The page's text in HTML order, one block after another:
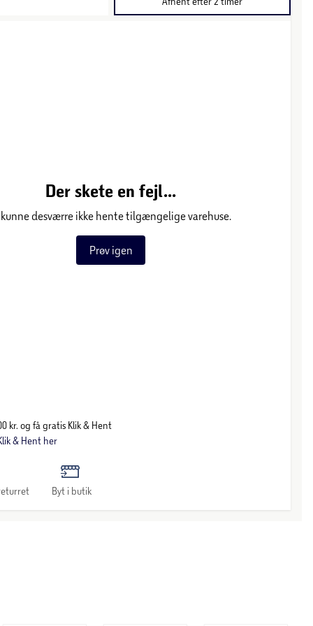
Der skete en fejl...
kunne desværre ikke hente tilgængelige varehuse.
Prøv igen
kr. og få gratis Klik & Hent
& Hent her
Byt i butik